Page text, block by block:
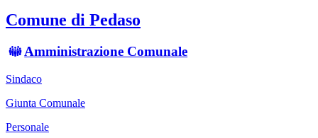
Comune di Pedaso
Amministrazione Comunale
Sindaco
Giunta Comunale
Personale